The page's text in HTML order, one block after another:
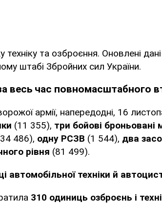
техніку та озброєння. Оновлені
штабі Збройних сил України.
весь час повномасштабного
армії, напередодні, 16
(11 355), три бойові броньовані
486), одну РСЗВ (1 544), два
рівня (81 499).
автомобільної техніки й
310 одиниць озброєнь і